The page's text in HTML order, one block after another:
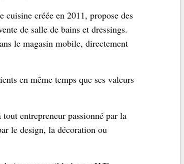
créée en 2011, propose des
de salle de bains et dressings.
le magasin mobile, directement
en même temps que ses valeurs
tout entrepreneur passionné par la
le design, la décoration ou